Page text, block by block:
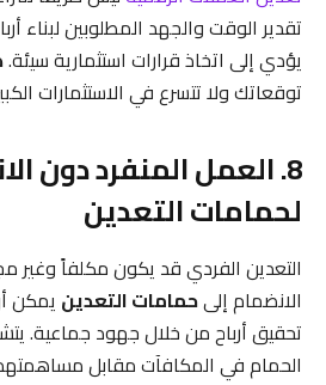
تقدير الوقت والجهد المطلوبين لبناء
يؤدي إلى اتخاذ قرارات استثمارية سيئة.
توقعاتك ولا تتسرع في الاستثمارات
8. العمل المنفرد دون
لحمامات التعدين
التعدين الفردي قد يكون مكلفاً
الانضمام إلىحمامات التعدين يمكن
تحقيق أرباح من خلال جهود جماعية.
الحمام في المكافآت مقابل